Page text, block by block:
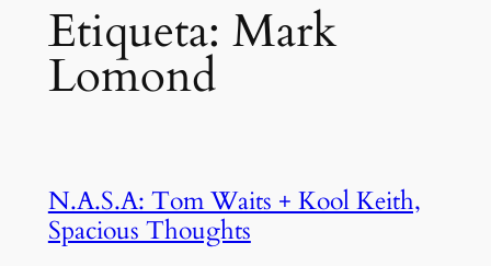
Etiqueta: Mark
Lomond
N.A.S.A: Tom Waits + Kool Keith,
Spacious Thoughts